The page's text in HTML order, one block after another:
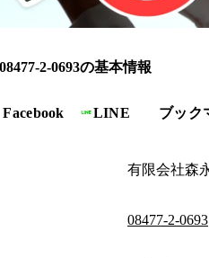
2-0693の基本情報
Facebook LINE ブック
有限会社森
08477-2-0693